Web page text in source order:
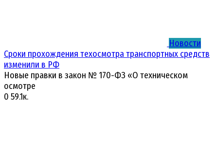
Новости
Сроки прохождения техосмотра транспортных средств
изменили в РФ
Новые правки в закон № 170-ФЗ «О техническом
осмотре
0 59.1к.